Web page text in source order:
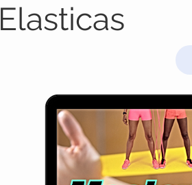
Elasticas